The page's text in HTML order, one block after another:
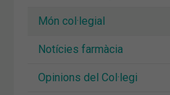
Món col·legial
Notícies farmàcia
Opinions del Col·legi